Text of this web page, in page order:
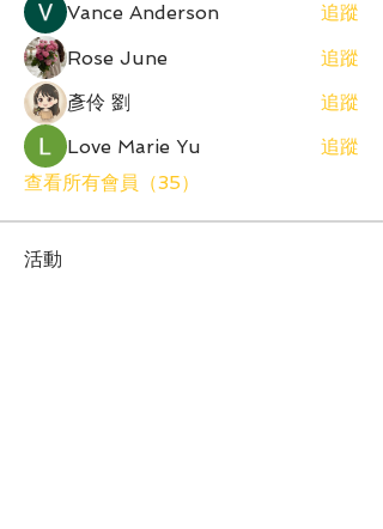
Vance Anderson
追蹤
Rose June
追蹤
彥伶 劉
追蹤
Love Marie Yu
追蹤
查看所有會員（35）
活動